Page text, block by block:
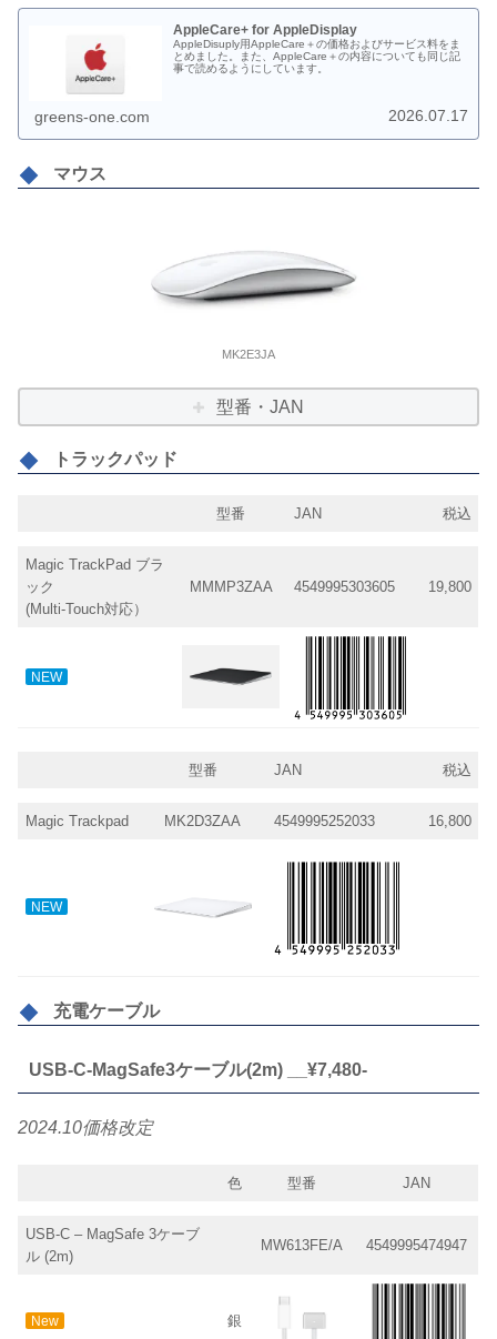
AppleCare+ for AppleDisplay
AppleDisuply用AppleCare＋の価格およびサービス料をま
とめました。また、AppleCare＋の内容についても同じ記
事で読めるようにしています。
greens-one.com 2026.07.17
マウス
MK2E3JA
型番・JAN
トラックパッド
型番 JAN 税込
Magic TrackPad ブラ
ック
(Multi-Touch対応）
MMMP3ZAA 4549995303605 19,800
NEW
型番 JAN 税込
Magic Trackpad MK2D3ZAA 4549995252033 16,800
NEW
充電ケーブル
USB-C-MagSafe3ケーブル(2m) __¥7,480-
2024.10価格改定
色 型番 JAN
USB-C – MagSafe 3ケーブ
ル (2m)
MW613FE/A 4549995474947
New 銀